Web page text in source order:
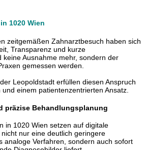
1020 Wien
zeitgemäßen Zahnarztbesuch haben sich
Transparenz und kurze
keine Ausnahme mehr, sondern der
gemessen werden.
Leopoldstadt erfüllen diesen Anspruch
einem patientenzentrierten Ansatz.
präzise Behandlungsplanung
in 1020 Wien setzen auf digitale
nur eine deutlich geringere
analoge Verfahren, sondern auch sofort